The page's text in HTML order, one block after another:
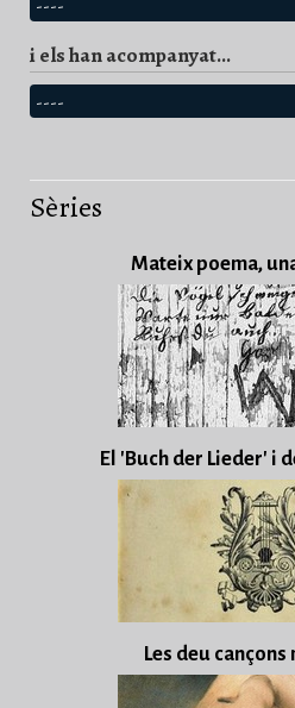
i els han acompanyat...
Sèries
Mateix poema,
El 'Buch der Lieder' i
Les deu